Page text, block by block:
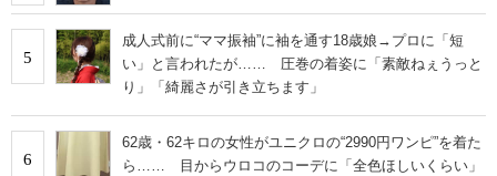
5
成人式前に“ママ振袖”に袖を通す18歳娘→プロに「短
い」と言われたが…… 圧巻の着姿に「素敵ねぇうっと
り」「綺麗さが引き立ちます」
6
62歳・62キロの女性がユニクロの“2990円ワンピ”を着た
ら…… 目からウロコのコーデに「全色ほしいくらい」